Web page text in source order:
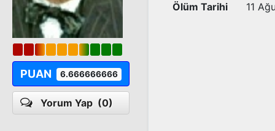
PUAN 6.666666666
Yorum Yap (0)
Ölüm Tarihi
11